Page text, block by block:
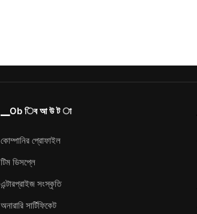
▁Ob িব আ উ ট া
কোম্পানির প্রোফাইল
টিম ডিসপ্লে
এন্টারপ্রাইজ সংস্কৃতি
অনারারি সার্টিফিকেট